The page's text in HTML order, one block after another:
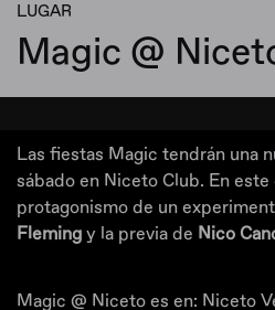
LUGAR
Magic @
Las fiestas Magic tendrán una
sábado en Niceto Club. En este
protagonismo de un
Fleming y la previa de Nico
Magic @ Niceto es en: Niceto